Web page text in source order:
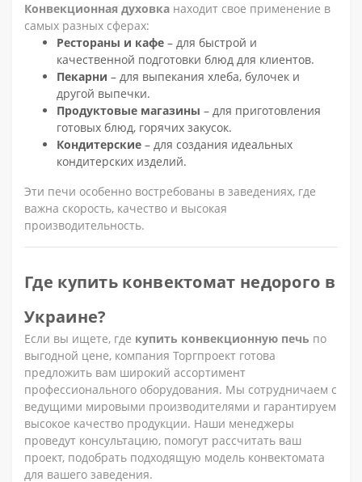
Конвекционная духовка находит свое применение в
самых разных сферах:
Рестораны и кафе – для быстрой и
качественной подготовки блюд для клиентов.
Пекарни – для выпекания хлеба, булочек и
другой выпечки.
Продуктовые магазины – для приготовления
готовых блюд, горячих закусок.
Кондитерские – для создания идеальных
кондитерских изделий.
Эти печи особенно востребованы в заведениях, где
важна скорость, качество и высокая
производительность.
Где купить конвектомат недорого в
Украине?
Если вы ищете, где купить конвекционную печь по
выгодной цене, компания Торгпроект готова
предложить вам широкий ассортимент
профессионального оборудования. Мы сотрудничаем с
ведущими мировыми производителями и гарантируем
высокое качество продукции. Наши менеджеры
проведут консультацию, помогут рассчитать ваш
проект, подобрать подходящую модель конвектомата
для вашего заведения.